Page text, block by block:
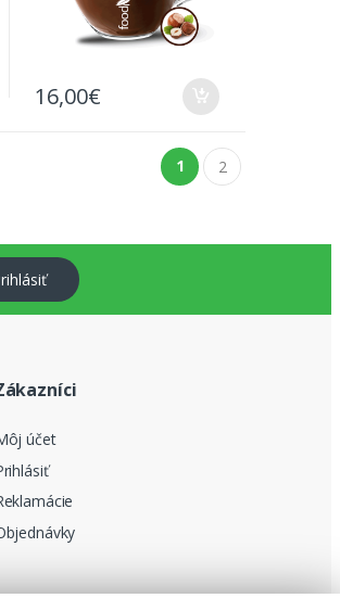
16,00€
1 2
účet